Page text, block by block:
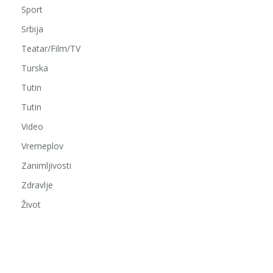
Sport
Srbija
Teatar/Film/TV
Turska
Tutin
Tutin
Video
Vremeplov
Zanimljivosti
Zdravlje
Život